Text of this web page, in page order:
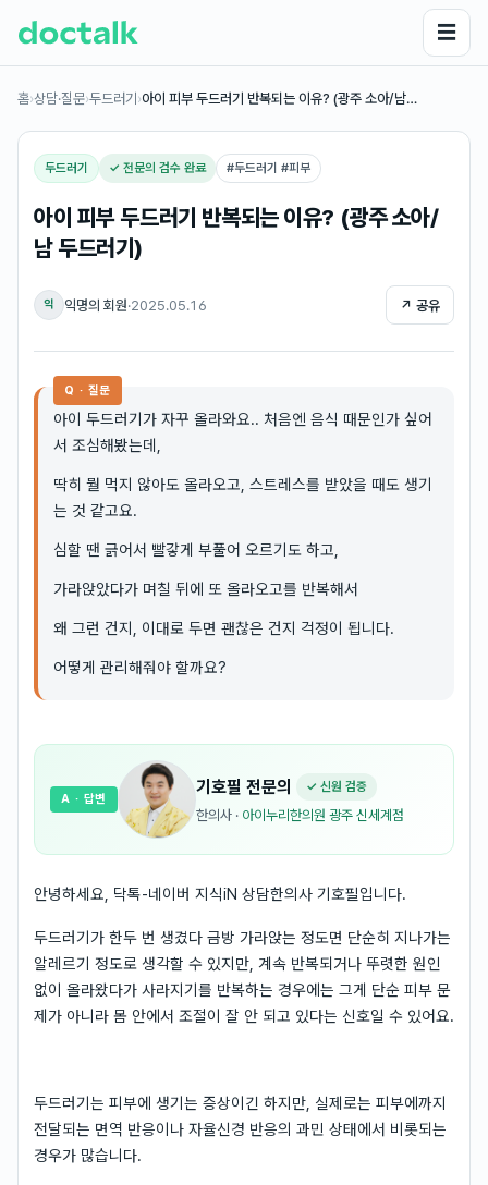
☰
홈›상담·질문›두드러기 ›아이 피부 두드러기 반복되는 이유? (광주 소아/남…
두드러기 ✓ 전문의 검수 완료 #두드러기 #피부
아이 피부 두드러기 반복되는 이유? (광주 소아/
남 두드러기)
익 익명의 회원·2025.05.16 ↗ 공유
Q · 질문
아이 두드러기가 자꾸 올라와요.. 처음엔 음식 때문인가 싶어
서 조심해봤는데,
딱히 뭘 먹지 않아도 올라오고, 스트레스를 받았을 때도 생기
는 것 같고요.
심할 땐 긁어서 빨갛게 부풀어 오르기도 하고,
가라앉았다가 며칠 뒤에 또 올라오고를 반복해서
왜 그런 건지, 이대로 두면 괜찮은 건지 걱정이 됩니다.
어떻게 관리해줘야 할까요?
기호필 전문의 ✓ 신원 검증
한의사 · 아이누리한의원 광주 신세계점
A · 답변
안녕하세요, 닥톡-네이버 지식iN 상담한의사 기호필입니다.
두드러기가 한두 번 생겼다 금방 가라앉는 정도면 단순히 지나가는
알레르기 정도로 생각할 수 있지만, 계속 반복되거나 뚜렷한 원인
없이 올라왔다가 사라지기를 반복하는 경우에는 그게 단순 피부 문
제가 아니라 몸 안에서 조절이 잘 안 되고 있다는 신호일 수 있어요.
두드러기는 피부에 생기는 증상이긴 하지만, 실제로는 피부에까지
전달되는 면역 반응이나 자율신경 반응의 과민 상태에서 비롯되는
경우가 많습니다.